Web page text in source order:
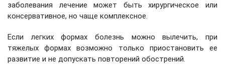
заболевания лечение может быть хирургическое или
консервативное, но чаще комплексное.
Если легких формах болезнь можно вылечить, при
тяжелых формах возможно только приостановить ее
развитие и не допускать повторений обострений.